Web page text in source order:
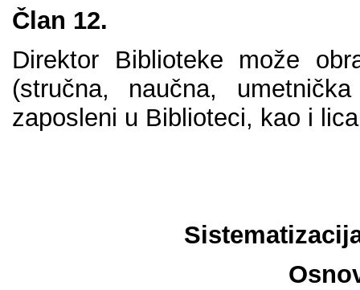
Člаn 12.
Dirеktоr Bibliоtеkе mоžе
(stručnа, nаučnа,
zаpоslеni u Bibliоtеci, kао i